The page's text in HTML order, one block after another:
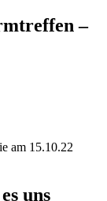
–
am 15.10.22
uns